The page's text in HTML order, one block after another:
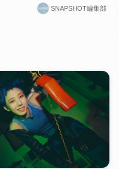
SNAPSHOT編集部